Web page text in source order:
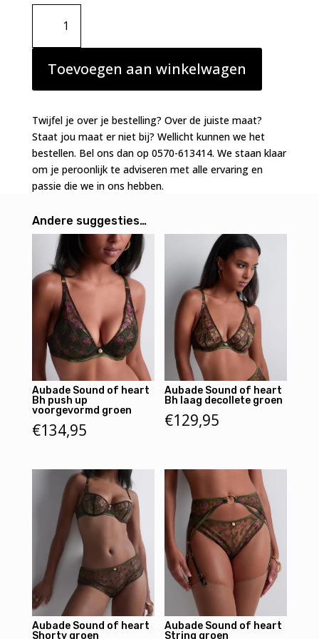
Aubade
Sound
of
heart
push
voorgevormd
groen
aantal
Toevoegen aan winkelwagen
Twijfel je over je bestelling? Over de juiste maat?
Staat jou maat er niet bij? Wellicht kunnen we het
bestellen. Bel ons dan op 0570-613414. We staan klaar
om je peroonlijk te adviseren met alle ervaring en
passie die we in ons hebben.
Andere suggesties…
Aubade Sound of heart
Bh push up
voorgevormd groen
€134,95
Aubade Sound of heart
Bh laag decollete groen
€129,95
Aubade Sound of heart
Shorty groen
Aubade Sound of heart
String groen